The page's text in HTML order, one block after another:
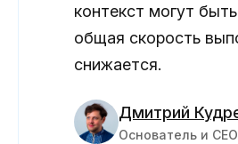
контекст могут
общая скорость
снижается.
Дмитрий
Основатель и